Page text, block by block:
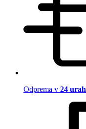
Odprema v 24 urah